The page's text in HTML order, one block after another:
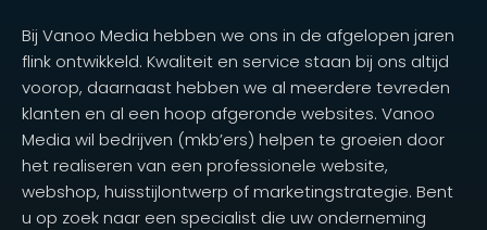
Bij Vanoo Media hebben we ons in de afgelopen jaren
flink ontwikkeld. Kwaliteit en service staan bij ons altijd
voorop, daarnaast hebben we al meerdere tevreden
klanten en al een hoop afgeronde websites. Vanoo
Media wil bedrijven (mkb’ers) helpen te groeien door
het realiseren van een professionele website,
webshop, huisstijlontwerp of marketingstrategie. Bent
u op zoek naar een specialist die uw onderneming